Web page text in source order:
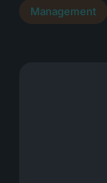
Management